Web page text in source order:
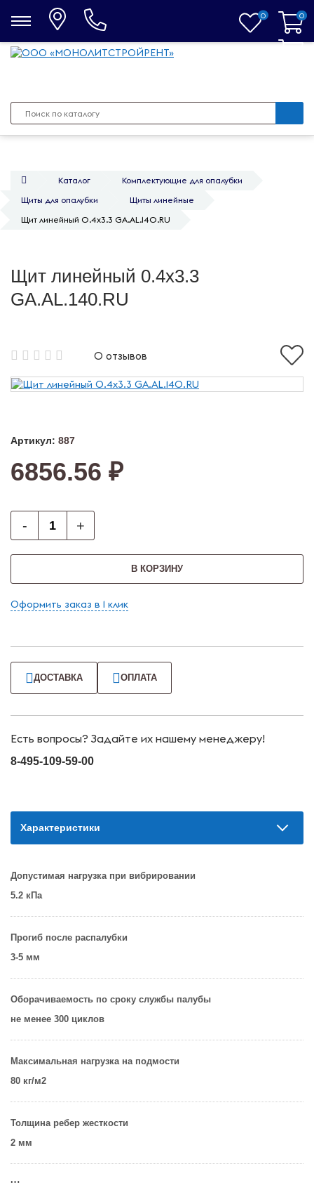
0 0
0
Каталог
Комплектующие для опалубки
Щиты для опалубки
Щиты линейные
Щит линейный 0.4х3.3 GA.AL.140.RU
Щит линейный 0.4х3.3
GA.AL.140.RU
0 отзывов
Артикул: 887
6856.56 ₽
- +
В КОРЗИНУ
Оформить заказ в 1 клик
ДОСТАВКА ОПЛАТА
Есть вопросы? Задайте их нашему менеджеру!
8-495-109-59-00
Характеристики
Допустимая нагрузка при вибрировании
5.2 кПа
Прогиб после распалубки
3-5 мм
Оборачиваемость по сроку службы палубы
не менее 300 циклов
Максимальная нагрузка на подмости
80 кг/м2
Толщина ребер жесткости
2 мм